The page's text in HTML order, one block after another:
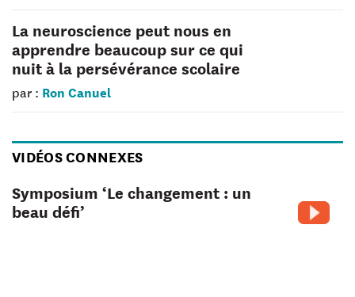
La neuroscience peut nous en
apprendre beaucoup sur ce qui
nuit à la persévérance scolaire
par : Ron Canuel
VIDÉOS CONNEXES
Symposium ‘Le changement : un
beau défi’